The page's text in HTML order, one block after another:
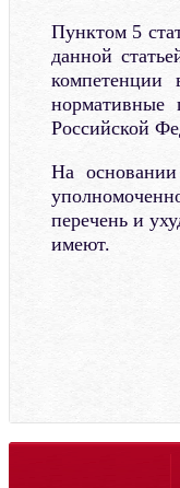
Пунктом 5
данной
компетенции
нормативные
Российской
На
перечень и
имеют.